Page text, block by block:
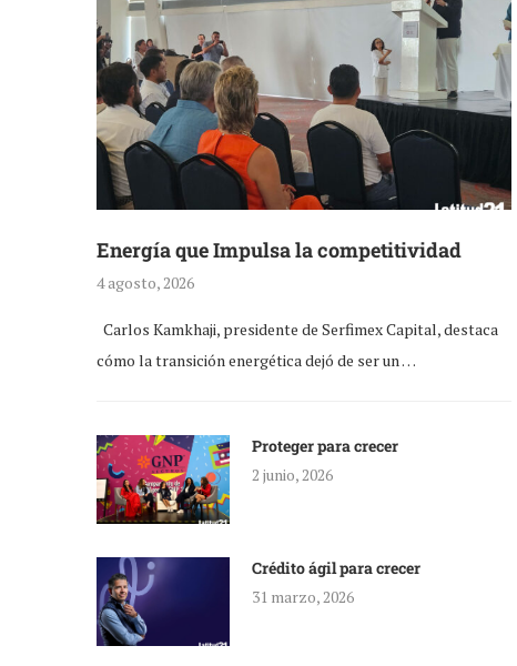
Energía que Impulsa la competitividad
4 agosto, 2026
Carlos Kamkhaji, presidente de Serfimex Capital, destaca
cómo la transición energética dejó de ser un …
Proteger para crecer
2 junio, 2026
Crédito ágil para crecer
31 marzo, 2026